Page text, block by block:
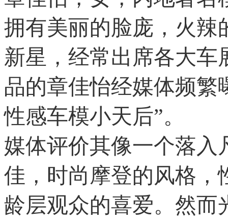
拥有美丽的脸庞，火辣
新星，经常出席各大车
品的章佳怡经媒体频繁
性感车模小天后”。
媒体评价其像一个落入
佳，时尚摩登的风格，
龄层观众的喜爱。然而